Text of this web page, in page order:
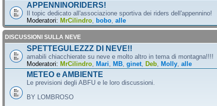
APPENNINORIDERS!
Il topic dedicato all'associazione sportiva dei riders dell'appennino!
Moderatori: MrCilindro bobo alle
DISCUSSIONI SULLA NEVE
SPETTEGULEZZZ DI NEVE!!
amabili chiacchierate su neve e molto altro in tema di montagna!!!!
Moderatori: MrCilindro Mari MB ginet Deb Molly alle
METEO e AMBIENTE
Le previsioni degli ABFU e le loro discussioni.
BY LOMBROSO